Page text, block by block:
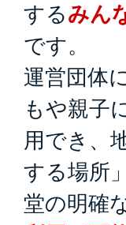
するみん
です。
運営団体
もや親子
用でき、
する場所
堂の明確